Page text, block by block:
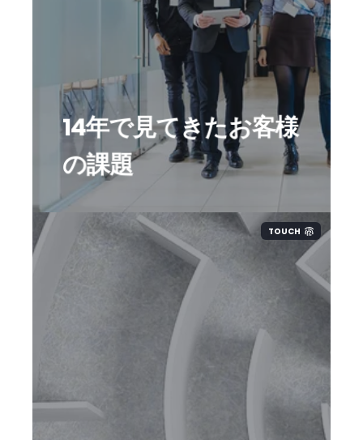
14年で見てきたお客様
の課題
も最も多い会社であると自負してい
この14年間見てきたお客様の課題と
しては書類保管、タスク管理、コミ
ュニケーションの3つです。
当社ではこれらのすべての管理を行
えるSaaSサービスを開発しました。
TOUCH
開発の際にはそれぞれの国での要件
を確認する必要がありました。この
ため、当社が提携している200社以
潰してきました。